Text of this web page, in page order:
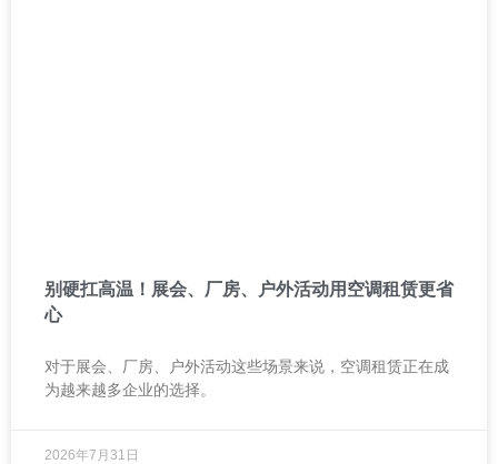
别硬扛高温！展会、厂房、户外活动用空调租赁更省
心
对于展会、厂房、户外活动这些场景来说，空调租赁正在成
为越来越多企业的选择。
2026年7月31日